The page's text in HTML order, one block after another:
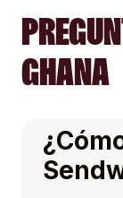
GHANA